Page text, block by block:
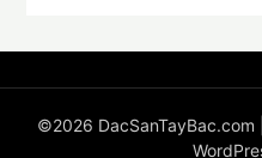
©2026 DacSanTayBac.com